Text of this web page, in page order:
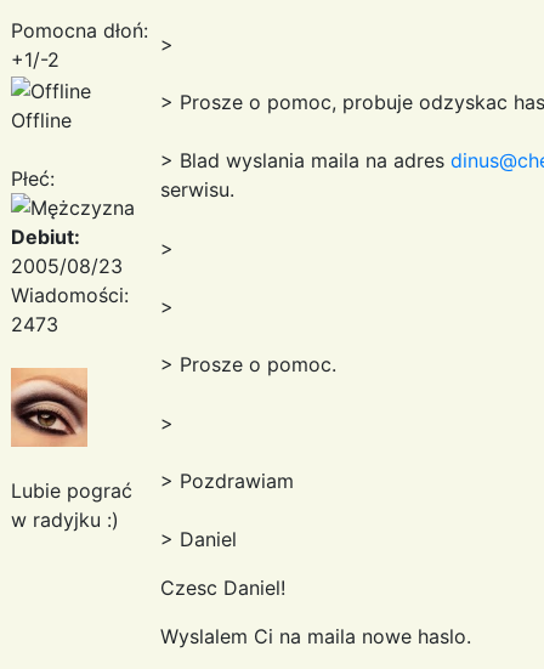
Pomocna dłoń:
+1/-2
Offline
Płeć:
Debiut:
2005/08/23
Wiadomości:
2473
Lubie pograć
w radyjku :)
>
> Prosze o pomoc, probuje odzyskac
> Blad wyslania maila na adres
serwisu.
>
>
> Prosze o pomoc.
>
> Pozdrawiam
> Daniel
Czesc Daniel!
Wyslalem Ci na maila nowe haslo.